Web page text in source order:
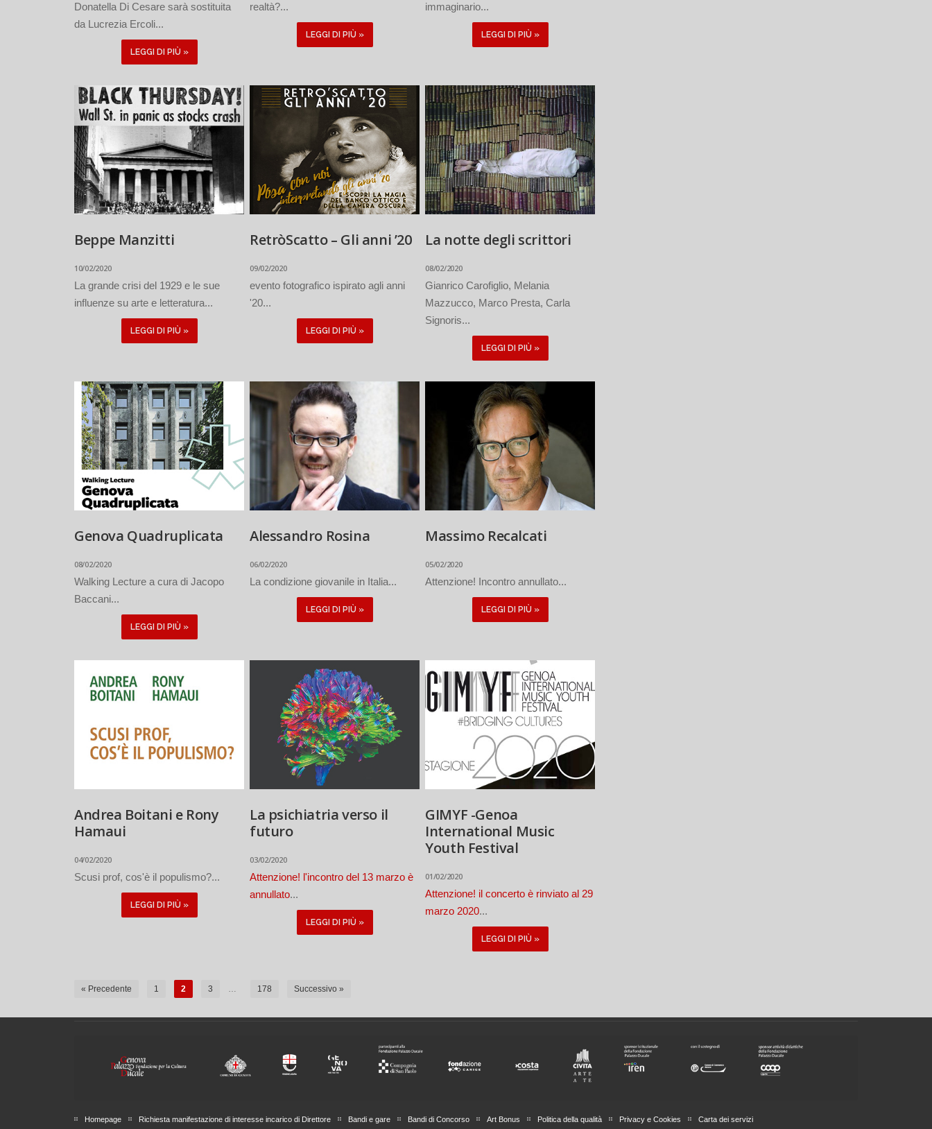
Donatella Di Cesare sarà sostituita
da Lucrezia Ercoli...
LEGGI DI PIÙ »
realtà?...
LEGGI DI PIÙ »
immaginario...
LEGGI DI PIÙ »
Beppe Manzitti
10/02/2020
La grande crisi del 1929 e le sue
influenze su arte e letteratura...
LEGGI DI PIÙ »
RetròScatto – Gli anni ’20
09/02/2020
evento fotografico ispirato agli anni
'20...
LEGGI DI PIÙ »
La notte degli scrittori
08/02/2020
Gianrico Carofiglio, Melania
Mazzucco, Marco Presta, Carla
Signoris...
LEGGI DI PIÙ »
Genova Quadruplicata
08/02/2020
Walking Lecture a cura di Jacopo
Baccani...
LEGGI DI PIÙ »
Alessandro Rosina
06/02/2020
La condizione giovanile in Italia...
LEGGI DI PIÙ »
Massimo Recalcati
05/02/2020
Attenzione! Incontro annullato...
LEGGI DI PIÙ »
Andrea Boitani e Rony
Hamaui
04/02/2020
Scusi prof, cos'è il populismo?...
LEGGI DI PIÙ »
La psichiatria verso il
futuro
03/02/2020
Attenzione! l'incontro del 13 marzo è
annullato...
LEGGI DI PIÙ »
GIMYF -Genoa
International Music
Youth Festival
01/02/2020
Attenzione! il concerto è rinviato al 29
marzo 2020...
LEGGI DI PIÙ »
« Precedente 1 2 3 … 178 Successivo »
Homepage Richiesta manifestazione di interesse incarico di Direttore Bandi e gare Bandi di Concorso Art Bonus Politica della qualità Privacy e Cookies Carta dei servizi